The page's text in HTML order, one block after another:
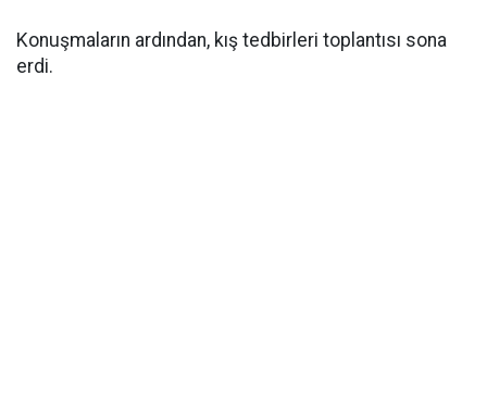
Konuşmaların ardından, kış tedbirleri toplantısı sona
erdi.